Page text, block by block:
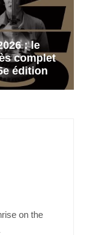
: le
complet
édition
on the